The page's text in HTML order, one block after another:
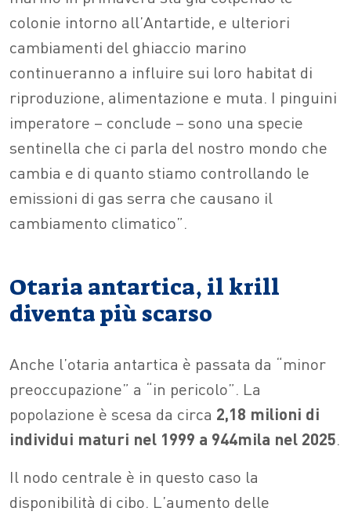
colonie intorno all’Antartide, e ulteriori
cambiamenti del ghiaccio marino
continueranno a influire sui loro habitat di
riproduzione, alimentazione e muta. I pinguini
imperatore – conclude – sono una specie
sentinella che ci parla del nostro mondo che
cambia e di quanto stiamo controllando le
emissioni di gas serra che causano il
cambiamento climatico”.
Otaria antartica, il krill
diventa più scarso
Anche l’otaria antartica è passata da “minor
preoccupazione” a “in pericolo”. La
popolazione è scesa da circa 2,18 milioni di
individui maturi nel 1999 a 944mila nel 2025.
Il nodo centrale è in questo caso la
disponibilità di cibo. L’aumento delle